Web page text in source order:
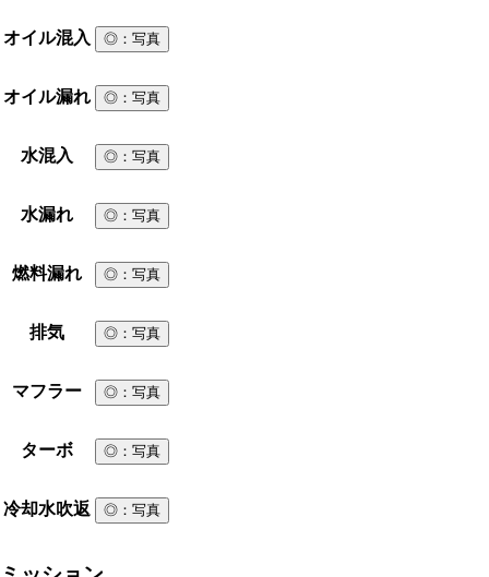
オイル混入 ◎ ：写真
オイル漏れ ◎ ：写真
水混入 ◎ ：写真
水漏れ ◎ ：写真
燃料漏れ ◎ ：写真
排気 ◎ ：写真
マフラー ◎ ：写真
ターボ ◎ ：写真
冷却水吹返 ◎ ：写真